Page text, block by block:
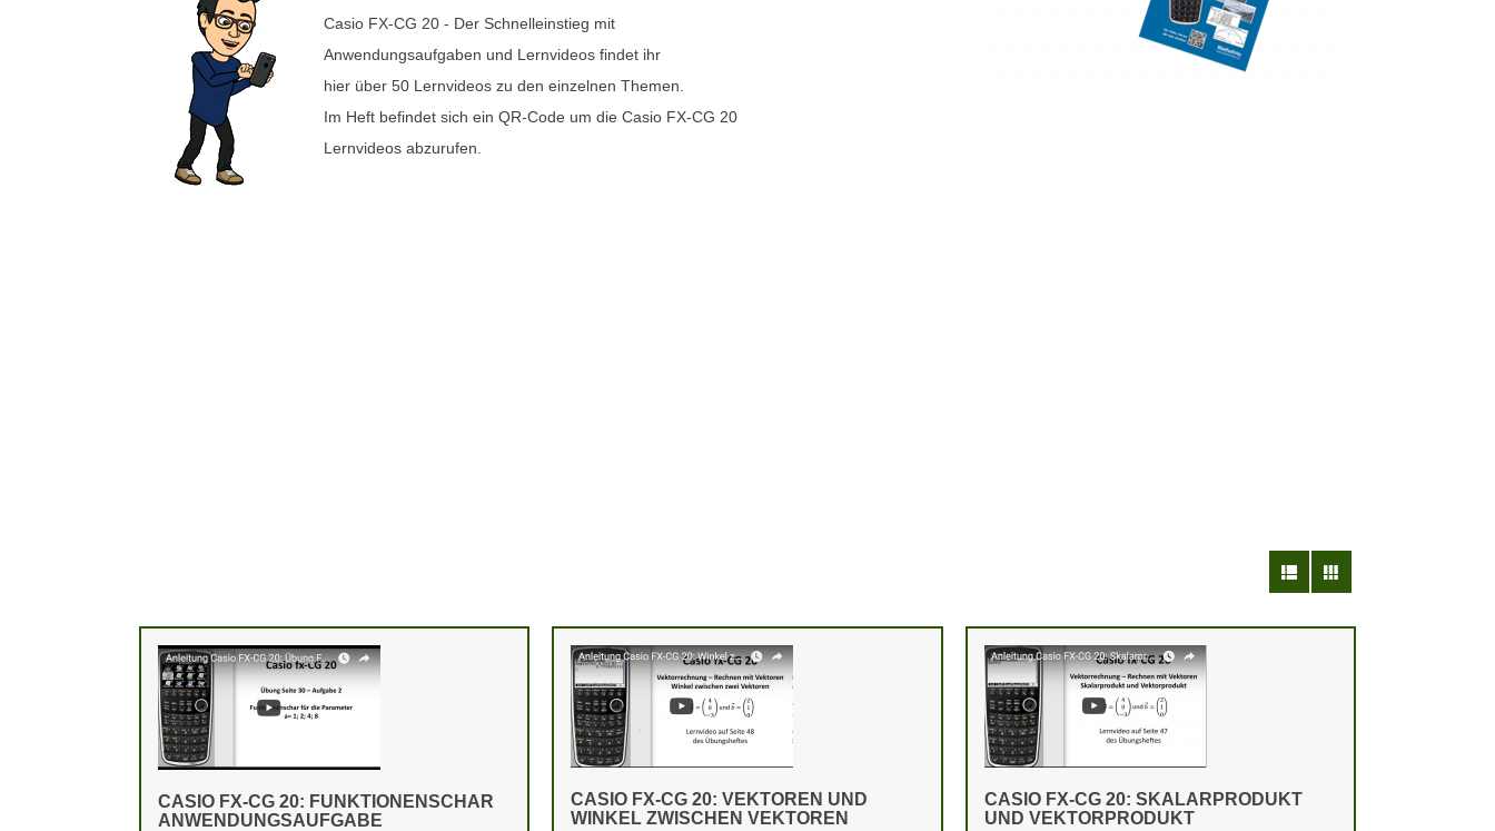
Casio FX-CG 20 - Der Schnelleinstieg mit
Anwendungsaufgaben und Lernvideos findet ihr
hier über 50 Lernvideos zu den einzelnen Themen.
Im Heft befindet sich ein QR-Code um die Casio FX-CG 20
Lernvideos abzurufen.
CASIO FX-CG 20: FUNKTIONENSCHAR
ANWENDUNGSAUFGABE
CASIO FX-CG 20: VEKTOREN UND
WINKEL ZWISCHEN VEKTOREN
CASIO FX-CG 20: SKALARPRODUKT
UND VEKTORPRODUKT